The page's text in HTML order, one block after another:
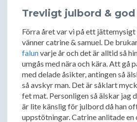
Trevligt julbord &
Förra året var vi på ett
vänner catrine & samuel. De
falunvarje år och det är alltid så
umgås med nära och kära. Att gå
med delade åsikter, antingen så
så avskyr man. Det är såklart
fet mat. Personligen så älskar jag
är lite känslig för julbord då han
uppstötningar. Catrine anlitade